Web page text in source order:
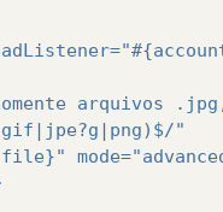
arquivos
"
mode=